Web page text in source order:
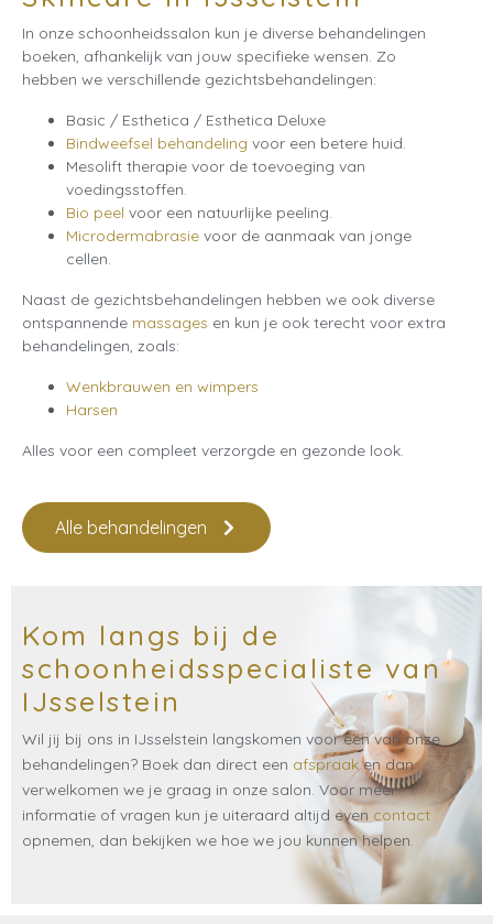
In onze schoonheidssalon kun je diverse behandelingen
boeken, afhankelijk van jouw specifieke wensen. Zo
hebben we verschillende gezichtsbehandelingen:
Basic / Esthetica / Esthetica Deluxe
Bindweefsel behandeling voor een betere huid.
Mesolift therapie voor de toevoeging van
voedingsstoffen.
Bio peel voor een natuurlijke peeling.
Microdermabrasie voor de aanmaak van jonge
cellen.
Naast de gezichtsbehandelingen hebben we ook diverse
ontspannende massages en kun je ook terecht voor extra
behandelingen, zoals:
Wenkbrauwen en wimpers
Harsen
Alles voor een compleet verzorgde en gezonde look.
Alle behandelingen
Kom langs bij de
schoonheidsspecialiste van
IJsselstein​
Wil jij bij ons in IJsselstein langskomen voor een van onze
behandelingen? Boek dan direct een afspraaken dan
verwelkomen we je graag in onze salon. Voor meer
informatie of vragen kun je uiteraard altijd even contact
opnemen, dan bekijken we hoe we jou kunnen helpen.